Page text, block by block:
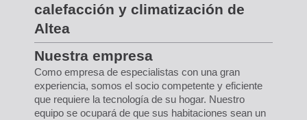
calefacción y climatización de
Altea
Nuestra empresa
Como empresa de especialistas con una gran
experiencia, somos el socio competente y eficiente
que requiere la tecnología de su hogar. Nuestro
equipo se ocupará de que sus habitaciones sean un